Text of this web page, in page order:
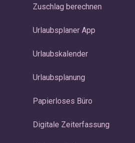
Zuschlag berechnen
Urlaubsplaner App
Urlaubskalender
Urlaubsplanung
Papierloses Büro
Digitale Zeiterfassung